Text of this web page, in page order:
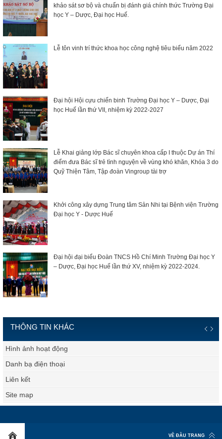
khảo sát sơ bộ và chuẩn bị đánh giá chính thức Trường Đại
học Y – Dược, Đại học Huế.
Lễ tôn vinh trí thức khoa học công nghệ tiêu biểu năm 2022
Đại hội Hội cựu chiến binh Trường Đại học Y – Dược, Đại
học Huế lần thứ VII, nhiệm kỳ 2022-2027
Lễ Khai giảng lớp Bác sĩ chuyên khoa cấp I thuộc Dự án Thí
điểm đưa Bác sĩ trẻ tình nguyện về vùng khó khăn, Khóa 3 do
Quỹ Thiện Tâm, Tập đoàn Vingroup tài trợ
Khởi công xây dựng Trung tâm Sản Nhi tại Bệnh viện Trường
Đại học Y - Dược Huế
Đại hội đại biểu Đoàn TNCS Hồ Chí Minh Trường Đại học Y
– Dược, Đại học Huế lần thứ XV, nhiệm kỳ 2022-2024.
THÔNG TIN KHÁC
Hình ảnh hoạt động
Danh bạ điện thoại
Liên kết
Site map
VỀ ĐẦU TRANG